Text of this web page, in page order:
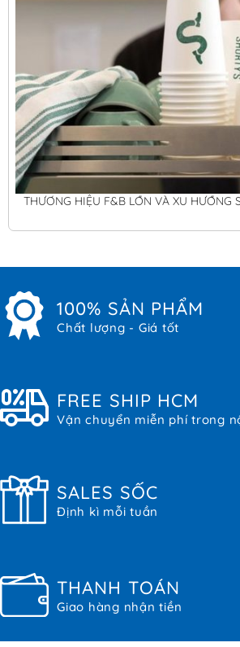
THƯƠNG HIỆU F&B LỚN VÀ XU HƯỚNG
100% SẢN PHẨM
Chất lượng - Giá tốt
FREE SHIP HCM
Vận chuyển miễn phí trong
SALES SỐC
Định kì mỗi tuần
THANH TOÁN
Giao hàng nhận tiền